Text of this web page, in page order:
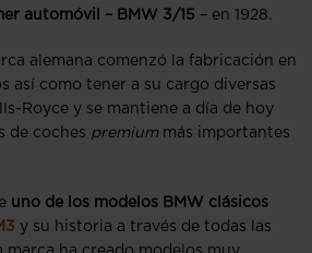
automóvil – BMW 3/15 – en 1928.
alemana comenzó la fabricación en
así como tener a su cargo diversas
Royce y se mantiene a día de hoy
de coches premium más importantes
uno de los modelos BMW clásicos
y su historia a través de todas las